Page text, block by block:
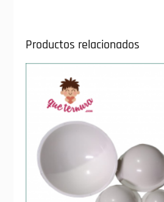
Productos relacionados